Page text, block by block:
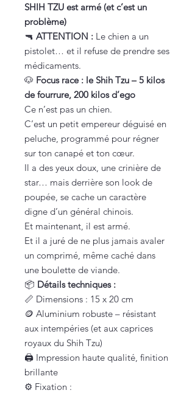
SHIH TZU est armé (et c’est un
problème)
🔫 ATTENTION : Le chien a un
pistolet… et il refuse de prendre ses
médicaments.
🐶 Focus race : le Shih Tzu – 5 kilos
de fourrure, 200 kilos d’ego
Ce n’est pas un chien.
C’est un petit empereur déguisé en
peluche, programmé pour régner
sur ton canapé et ton cœur.
Il a des yeux doux, une crinière de
star… mais derrière son look de
poupée, se cache un caractère
digne d’un général chinois.
Et maintenant, il est armé.
Et il a juré de ne plus jamais avaler
un comprimé, même caché dans
une boulette de viande.
📦 Détails techniques :
📏 Dimensions : 15 x 20 cm
🪙 Aluminium robuste – résistant
aux intempéries (et aux caprices
royaux du Shih Tzu)
🖨️ Impression haute qualité, finition
brillante
⚙️ Fixation :